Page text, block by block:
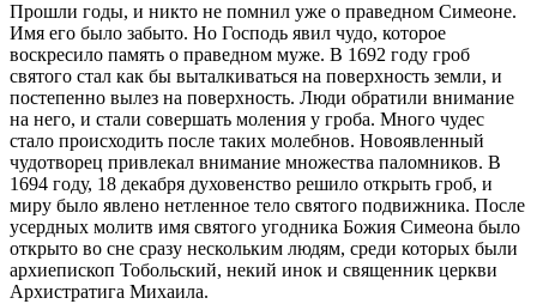
Прошли годы, и никто не помнил уже о праведном Симеоне.
Имя его было забыто. Но Господь явил чудо, которое
воскресило память о праведном муже. В 1692 году гроб
святого стал как бы выталкиваться на поверхность земли, и
постепенно вылез на поверхность. Люди обратили внимание
на него, и стали совершать моления у гроба. Много чудес
стало происходить после таких молебнов. Новоявленный
чудотворец привлекал внимание множества паломников. В
1694 году, 18 декабря духовенство решило открыть гроб, и
миру было явлено нетленное тело святого подвижника. После
усердных молитв имя святого угодника Божия Симеона было
открыто во сне сразу нескольким людям, среди которых были
архиепископ Тобольский, некий инок и священник церкви
Архистратига Михаила.